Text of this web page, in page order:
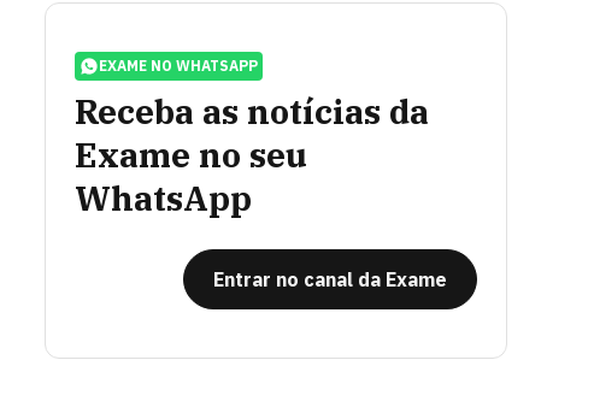
EXAME NO WHATSAPP
Receba as notícias da
Exame no seu
WhatsApp
Entrar no canal da Exame